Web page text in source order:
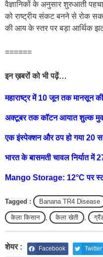
वैज्ञानिकों के अनुसार शुरुआती
को राष्ट्रीय संकट बनने से रोक
की आय के स्तर पर बड़ा आर्थिक
======
इन ख़बरों को भी पढ़ें…
महाराष्ट्र में 10 जून तक मानसून
अक्टूबर तक कॉटन आयात शुल्क मुक्त,
एक इंस्पेक्शन और ठप हो गया 20
भारत के बासमती चावल निर्यात में
Mango Storage: 12°C पर
Tagged : Banana TR4 Disease
केला किसान , केला खेती ,
शेयर : Facebook Twitter